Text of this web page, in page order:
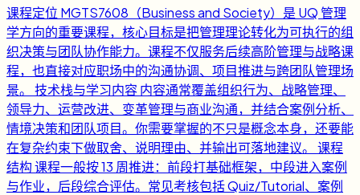
课程定位 MGTS7608（Business and Society）是 UQ 管理
学方向的重要课程，核心目标是把管理理论转化为可执行的组
织决策与团队协作能力。课程不仅服务后续高阶管理与战略课
程，也直接对应职场中的沟通协调、项目推进与跨团队管理场
景。 技术栈与学习内容 内容通常覆盖组织行为、战略管理、
领导力、运营改进、变革管理与商业沟通，并结合案例分析、
情境决策和团队项目。你需要掌握的不只是概念本身，还要能
在复杂约束下做取舍、说明理由、并输出可落地建议。 课程
结构 课程一般按 13 周推进：前段打基础框架，中段进入案例
与作业，后段综合评估。常见考核包括 Quiz/Tutorial、案例